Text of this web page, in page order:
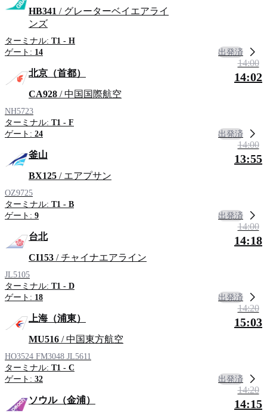
HB341 / グレーターベイエアライ
ンズ
ターミナル: T1 - H
ゲート: 14 出発済
北京（首都）
CA928 / 中国国際航空
NH5723
ターミナル: T1 - F
ゲート: 24
14:00
14:02
出発済
釜山
BX125 / エアプサン
OZ9725
ターミナル: T1 - B
ゲート: 9
14:00
13:55
出発済
台北
CI153 / チャイナエアライン
JL5105
ターミナル: T1 - D
ゲート: 18
14:00
14:18
出発済
上海（浦東）
MU516 / 中国東方航空
HO3524 FM3048 JL5611
ターミナル: T1 - C
ゲート: 32
14:20
15:03
出発済
ソウル（金浦）
14:20
14:15